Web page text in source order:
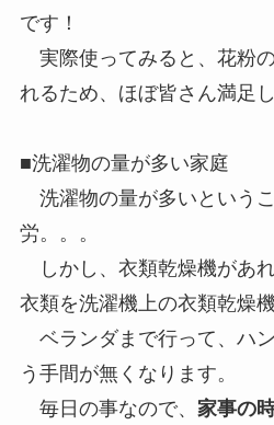
です！
実際使ってみると、花粉
れるため、ほぼ皆さん満足
■洗濯物の量が多い家庭
洗濯物の量が多いという
労。。。
しかし、衣類乾燥機があ
衣類を洗濯機上の衣類乾燥
ベランダまで行って、ハ
う手間が無くなります。
毎日の事なので、 家事の